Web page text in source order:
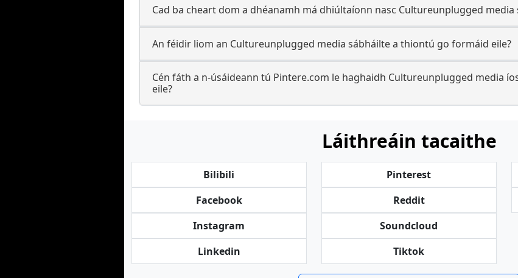
Cad ba cheart dom a dhéanamh má dhiúltaíonn nasc Cultureunplugged media
An féidir liom an Cultureunplugged media sábháilte a thiontú go formáid eile?
Cén fáth a n-úsáideann tú Pintere.com le haghaidh Cultureunplugged media
eile?
Láithreáin tacaithe
Bilibili
Facebook
Instagram
Linkedin
Pinterest
Reddit
Soundcloud
Tiktok